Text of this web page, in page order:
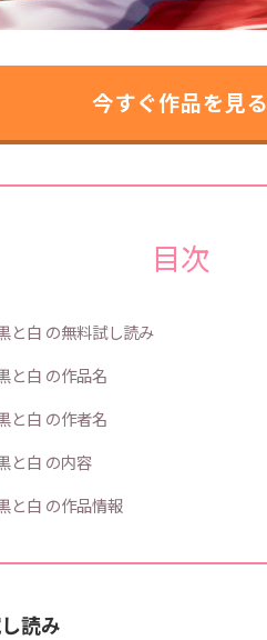
今すぐ作品を見る
目次
と白 の無料試し読み
と白 の作品名
と白 の作者名
と白 の内容
と白 の作品情報
読み